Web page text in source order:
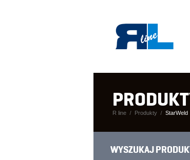
R line Produkty StarWeld
WYSZUKAJ